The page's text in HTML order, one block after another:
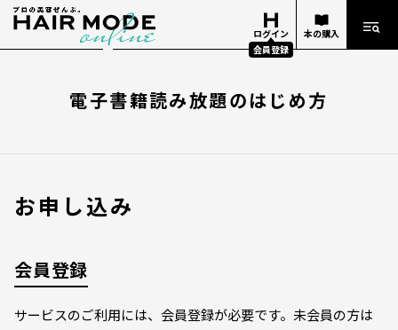
ログイン
会員登録
本の購入
電子書籍読み放題のはじめ方
お申し込み
会員登録
サービスのご利用には、会員登録が必要です。未会員の方は